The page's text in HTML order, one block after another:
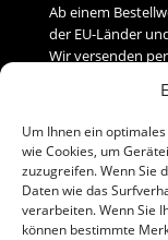
Um Ihnen ein
wie Cookies, um
zuzugreifen. Wenn Sie
Daten wie das
verarbeiten. Wenn Sie
können bestimmte
Ab einem
der EU-Länder
Wir versenden
Versand
Zahlung
Baumann